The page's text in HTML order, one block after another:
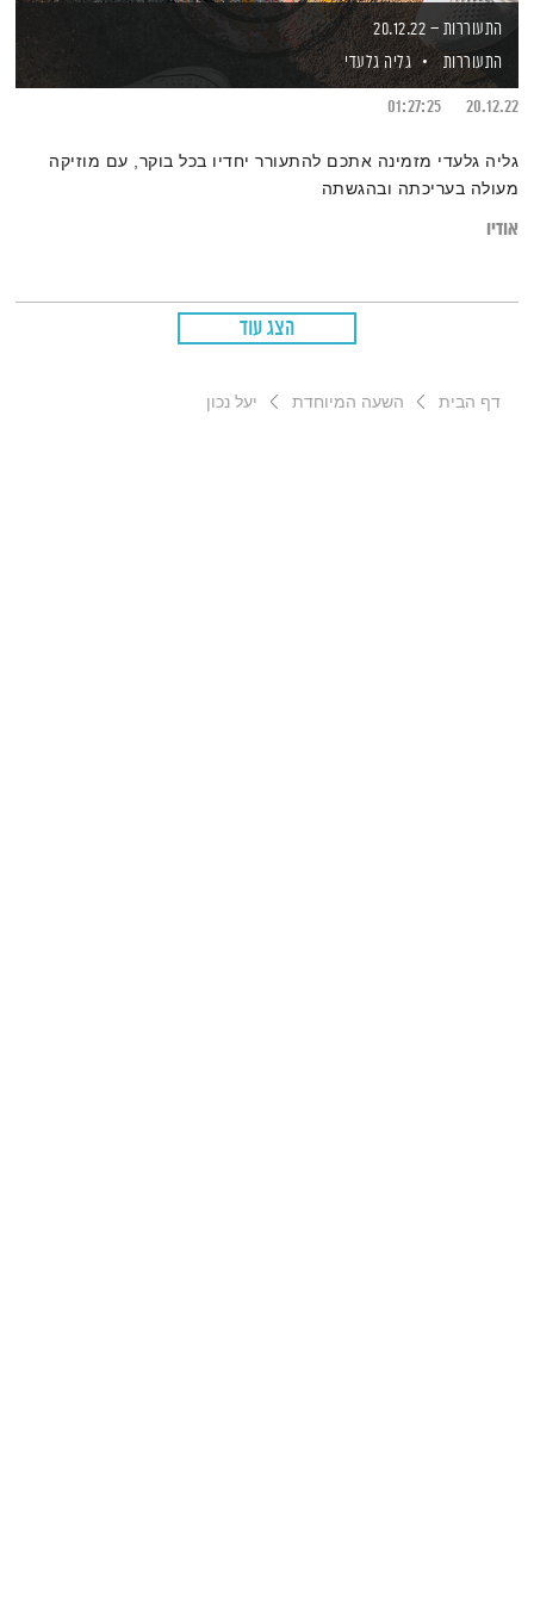
התעוררות – 20.12.22
התעוררות
גליה גלעדי
20.12.22
01:27:25
גליה גלעדי מזמינה אתכם להתעורר יחדיו בכל בוקר, עם מוזיקה
מעולה בעריכתה ובהגשתה
אודיו
הצג עוד
דף הבית השעה המיוחדת יעל נכון